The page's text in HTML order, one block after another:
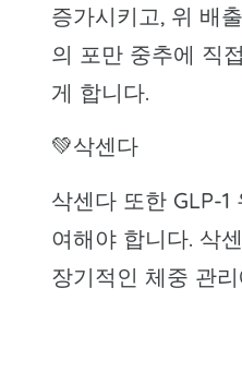
증가시키고, 위 배
의 포만 중추에 직
게 합니다.
💚삭센다
삭센다 또한 GLP-
여해야 합니다. 삭
장기적인 체중 관